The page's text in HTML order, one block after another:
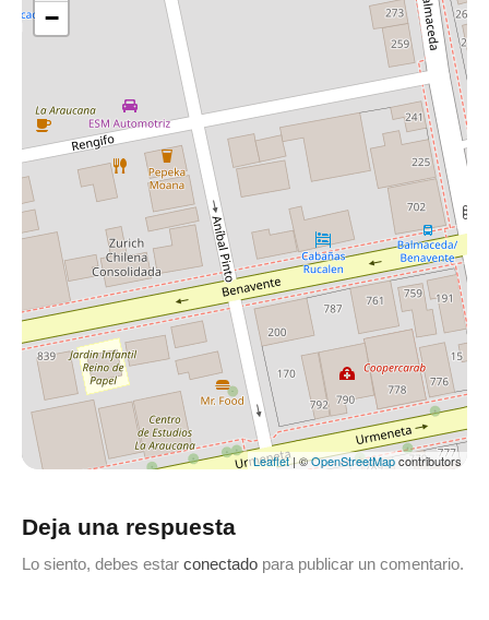
−
Leaflet| ©OpenStreetMapcontributors
Deja una respuesta
Lo siento, debes estar conectado para publicar un comentario.